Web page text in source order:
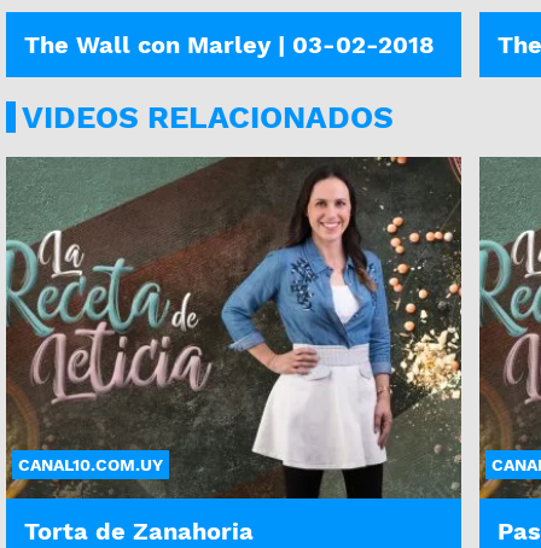
The Wall con Marley | 03-02-2018
VIDEOS RELACIONADOS
CANAL10.COM.UY
Torta de Zanahoria